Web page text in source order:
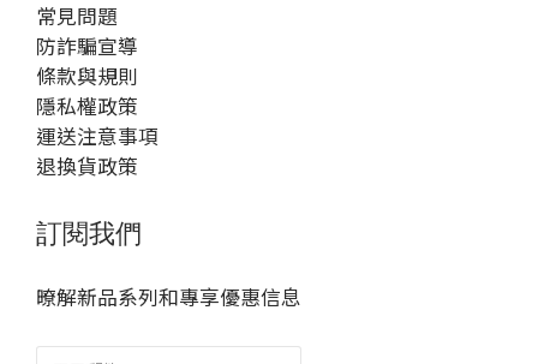
常見問題
防詐騙宣導
條款與規則
隱私權政策
運送注意事項
退換貨政策
訂閱我們
暸解新品系列和專享優惠信息